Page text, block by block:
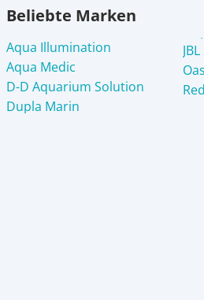
Beliebte Marken
Aqua Illumination
Aqua Medic
D-D Aquarium Solution
Dupla Marin
JBL